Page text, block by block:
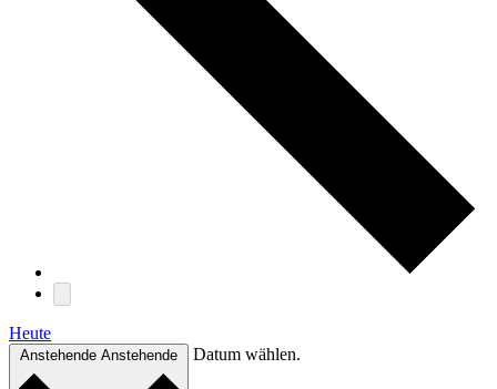
Heute
Anstehende Anstehende Datum wählen.